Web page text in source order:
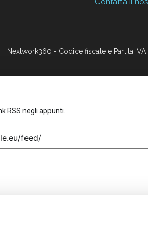
Nextwork360 - Codice fiscale e Partita
RSS negli appunti.